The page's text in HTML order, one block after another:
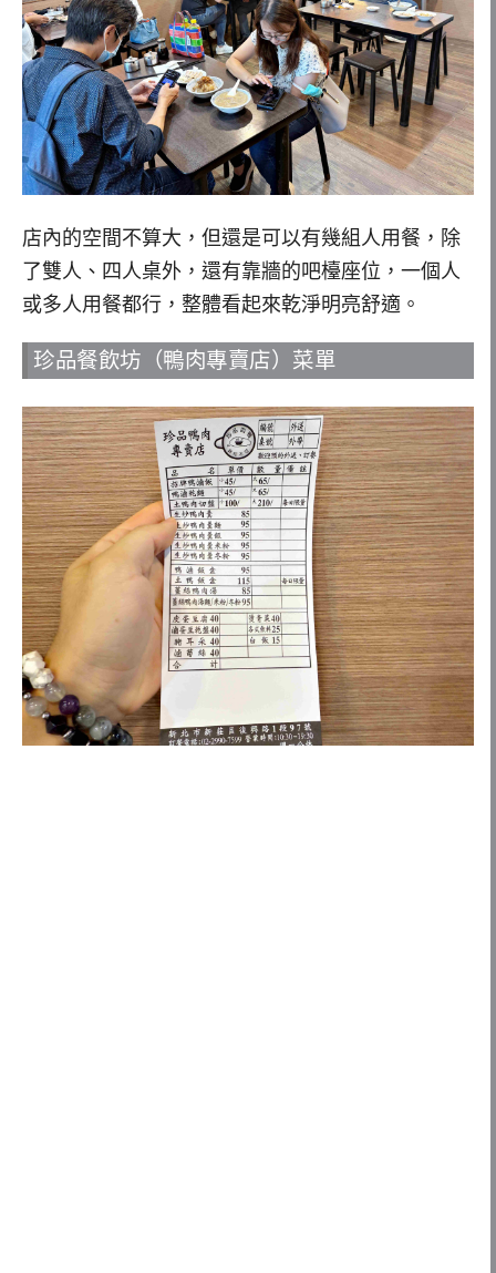
店內的空間不算大，但還是可以有幾組人用餐，除
了雙人、四人桌外，還有靠牆的吧檯座位，一個人
或多人用餐都行，整體看起來乾淨明亮舒適。
珍品餐飲坊（鴨肉專賣店）菜單